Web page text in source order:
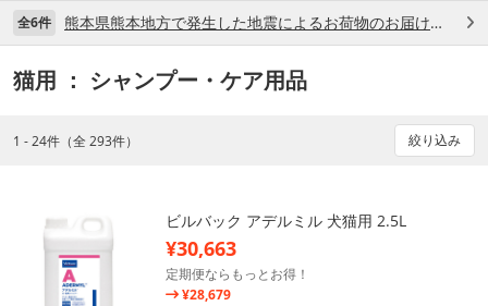
全6件 熊本県熊本地方で発生した地震によるお荷物のお届け状況について （7/28）
猫用 ： シャンプー・ケア用品
1 - 24件（全 293件） 絞り込み
ビルバック アデルミル 犬猫用 2.5L
¥30,663
定期便ならもっとお得！
¥28,679